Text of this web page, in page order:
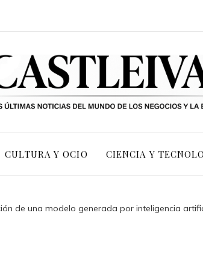
CULTURA Y OCIO CIENCIA Y
de una modelo generada por inteligencia